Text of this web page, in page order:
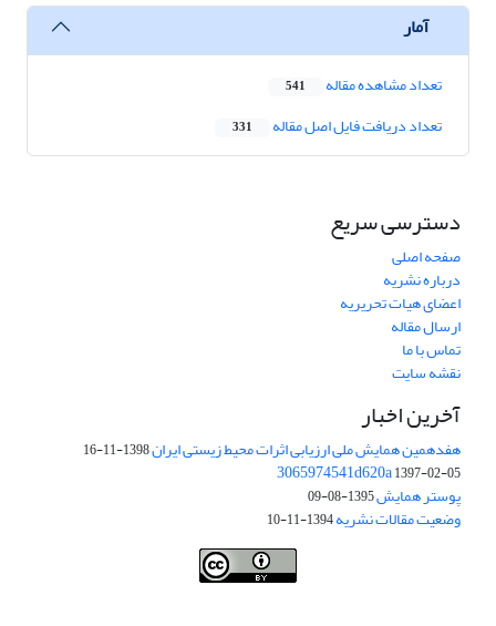
آمار
تعداد مشاهده مقاله 541
تعداد دریافت فایل اصل مقاله 331
دسترسی سریع
صفحه اصلی
درباره نشریه
اعضای هیات تحریریه
ارسال مقاله
تماس با ما
نقشه سایت
آخرین اخبار
هفدهمین همایش ملی ارزیابی اثرات محیط زیستی ایران1398-11-16
3065974541d620a1397-02-05
پوستر همایش1395-08-09
وضعیت مقالات نشریه1394-11-10